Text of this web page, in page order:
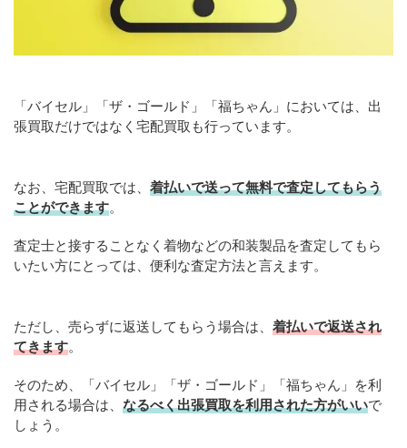
「バイセル」「ザ・ゴールド」「福ちゃん」においては、出
張買取だけではなく宅配買取も行っています。
なお、宅配買取では、 着払いで送って無料で査定してもらう
ことができます。
査定士と接することなく着物などの和装製品を査定してもら
いたい方にとっては、便利な査定方法と言えます。
ただし、売らずに返送してもらう場合は、 着払いで返送され
てきます。
そのため、「バイセル」「ザ・ゴールド」「福ちゃん」を利
用される場合は、 なるべく出張買取を利用された方がいいで
しょう。